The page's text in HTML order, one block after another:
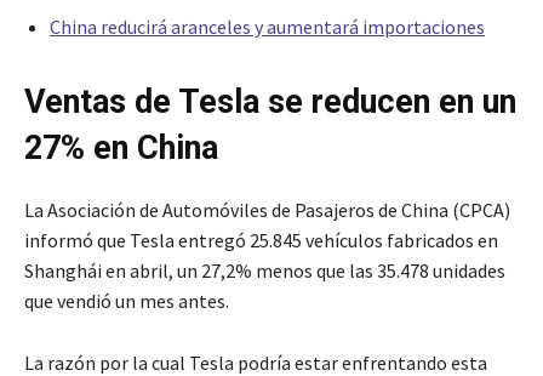
China reducirá aranceles y aumentará importaciones
Ventas de Tesla se reducen en un
27% en China
La Asociación de Automóviles de Pasajeros de China (CPCA)
informó que Tesla entregó 25.845 vehículos fabricados en
Shanghái en abril, un 27,2% menos que las 35.478 unidades
que vendió un mes antes.
La razón por la cual Tesla podría estar enfrentando esta